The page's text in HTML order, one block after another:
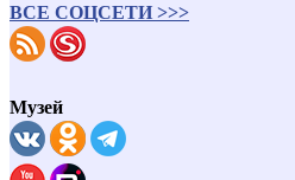
ВСЕ СОЦСЕТИ >>>
Музей